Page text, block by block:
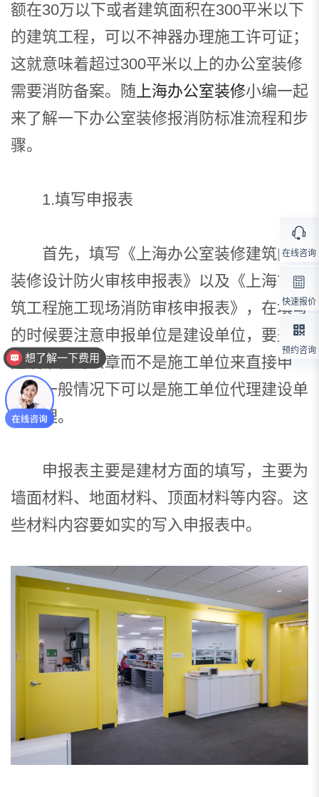
额在30万以下或者建筑面积在300平米以下
的建筑工程，可以不神器办理施工许可证；
这就意味着超过300平米以上的办公室装修
需要消防备案。随 上海办公室装修小编一起
来了解一下办公室装修报消防标准流程和步
骤。
1.填写申报表
首先，填写《上海办公室装修建筑内部
装修设计防火审核申报表》以及《上海市建
筑工程施工现场消防审核申报表》，在填写
的时候要注意申报单位是建设单位，要盖上
建设单位的公章而不是施工单位来直接申
报。一般情况下可以是施工单位代理建设单
位办理。
申报表主要是建材方面的填写，主要为
墙面材料、地面材料、顶面材料等内容。这
些材料内容要如实的写入申报表中。
在线咨询
快速报价
预约咨询
想了解一下费用